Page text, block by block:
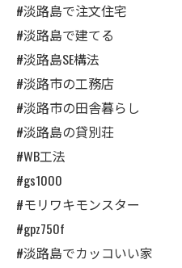
#淡路島で注文住宅
#淡路島で建てる
#淡路島SE構法
#淡路市の工務店
#淡路市の田舎暮らし
#淡路島の貸別荘
#WB工法
#gs1000
#モリワキモンスター
#gpz750f
#淡路島でカッコいい家